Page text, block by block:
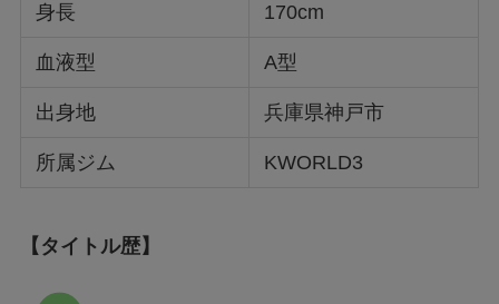
身長 170cm
血液型 A型
出身地 兵庫県神戸市
所属ジム KWORLD3
【タイトル歴】